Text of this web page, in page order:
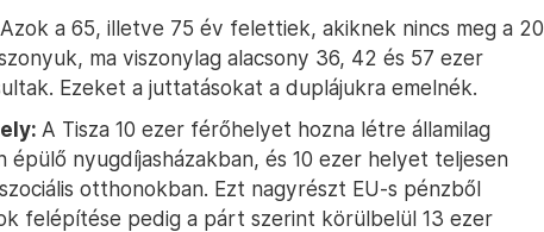
Azok a 65, illetve 75 év felettiek, akiknek nincs meg a 20
ma viszonylag alacsony 36, 42 és 57 ezer
Ezeket a juttatásokat a duplájukra emelnék.
A Tisza 10 ezer férőhelyet hozna létre államilag
épülő nyugdíjasházakban, és 10 ezer helyet teljesen
otthonokban. Ezt nagyrészt EU-s pénzből
felépítése pedig a párt szerint körülbelül 13 ezer